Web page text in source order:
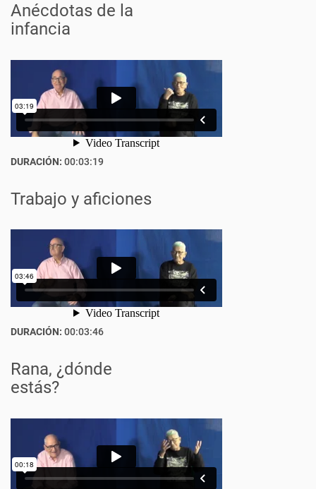
Anécdotas de la
infancia
DURACIÓN: 00:03:19
Trabajo y aficiones
DURACIÓN: 00:03:46
Rana, ¿dónde
estás?